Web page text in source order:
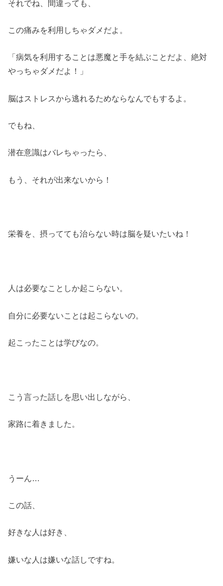
それでね、間違っても、
この痛みを利用しちゃダメだよ。
「病気を利用することは悪魔と手を結ぶことだよ、絶対
やっちゃダメだよ！」
脳はストレスから逃れるためならなんでもするよ。
でもね、
潜在意識はバレちゃったら、
もう、それが出来ないから！
栄養を、摂ってても治らない時は脳を疑いたいね！
人は必要なことしか起こらない。
自分に必要ないことは起こらないの。
起こったことは学びなの。
こう言った話しを思い出しながら、
家路に着きました。
うーん…
この話、
好きな人は好き、
嫌いな人は嫌いな話しですね。